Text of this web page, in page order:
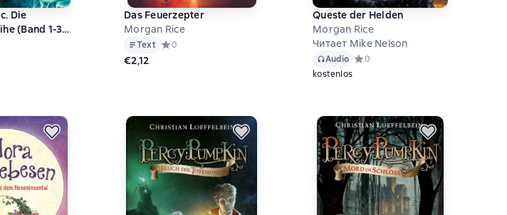
Die
(Band 1-3)
рейтинг 0 на основе 0 оценок
Das Feuerzepter
Morgan Rice
Text Средний рейтинг 0 на основе 0 оценок
0
€2,12
Queste der Helden
Morgan Rice
Читает Mike Nelson
Audio Средний рейтинг 0 на основе 0
0
kostenlos